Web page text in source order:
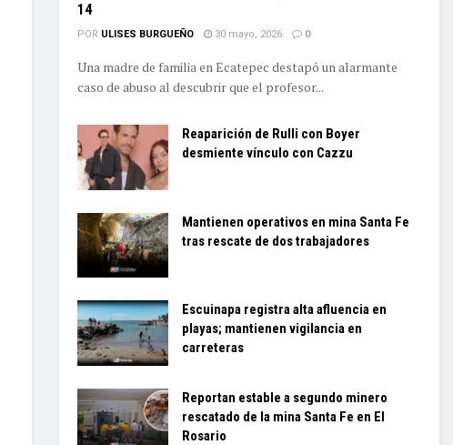
14
POR ULISES BURGUEÑO 30 mayo, 2026 0
Una madre de familia en Ecatepec destapó un alarmante
caso de abuso al descubrir que el profesor...
Reaparición de Rulli con Boyer
desmiente vínculo con Cazzu
Mantienen operativos en mina Santa Fe
tras rescate de dos trabajadores
Escuinapa registra alta afluencia en
playas; mantienen vigilancia en
carreteras
Reportan estable a segundo minero
rescatado de la mina Santa Fe en El
Rosario